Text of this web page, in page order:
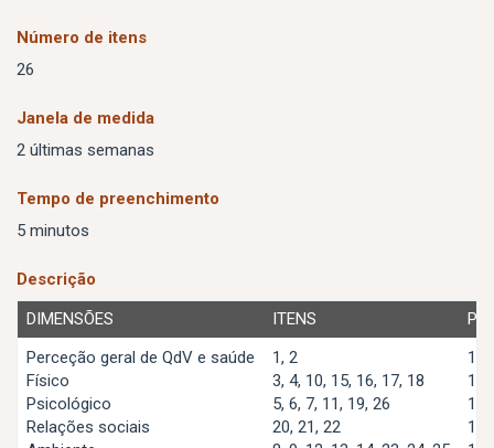
Número de itens
26
Janela de medida
2 últimas semanas
Tempo de preenchimento
5 minutos
Descrição
DIMENSÕES
ITENS
Perceção geral de QdV e saúde
Físico
Psicológico
Relações sociais
1, 2
3, 4, 10, 15, 16, 17, 18
5, 6, 7, 11, 19, 26
20, 21, 22
1 a
1 a
1 a
1 a